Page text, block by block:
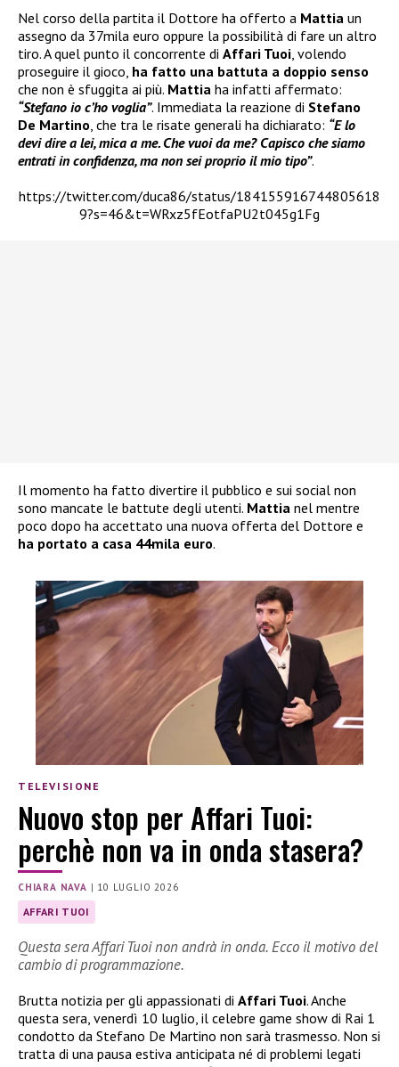
Nel corso della partita il Dottore ha offerto a Mattia un
assegno da 37mila euro oppure la possibilità di fare un altro
tiro. A quel punto il concorrente di Affari Tuoi, volendo
proseguire il gioco, ha fatto una battuta a doppio senso
che non è sfuggita ai più. Mattia ha infatti affermato:
“Stefano io c’ho voglia”. Immediata la reazione di Stefano
De Martino, che tra le risate generali ha dichiarato: “E lo
devi dire a lei, mica a me. Che vuoi da me? Capisco che siamo
entrati in confidenza, ma non sei proprio il mio tipo”.
https://twitter.com/duca86/status/184155916744805618
9?s=46&t=WRxz5fEotfaPU2t045g1Fg
Il momento ha fatto divertire il pubblico e sui social non
sono mancate le battute degli utenti. Mattia nel mentre
poco dopo ha accettato una nuova offerta del Dottore e
ha portato a casa 44mila euro.
TELEVISIONE
Nuovo stop per Affari Tuoi:
perchè non va in onda stasera?
CHIARA NAVA | 10 LUGLIO 2026
AFFARI TUOI
Questa sera Affari Tuoi non andrà in onda. Ecco il motivo del
cambio di programmazione.
Brutta notizia per gli appassionati di Affari Tuoi. Anche
questa sera, venerdì 10 luglio, il celebre game show di Rai 1
condotto da Stefano De Martino non sarà trasmesso. Non si
tratta di una pausa estiva anticipata né di problemi legati